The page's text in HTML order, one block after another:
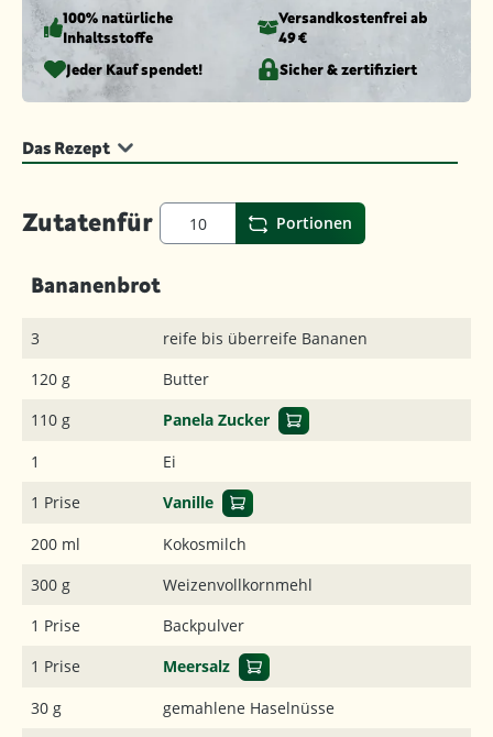
100% natürliche
Inhaltsstoffe
Versandkosten­frei ab
49 €
Jeder Kauf spendet!
Sicher & zertifiziert
Das Rezept
Zutatenfür Portionen
Bananenbrot
3
reife bis überreife Bananen
120 g
Butter
110 g
Panela Zucker
1
Ei
1 Prise
Vanille
200 ml
Kokosmilch
300 g
Weizenvollkornmehl
1 Prise
Backpulver
1 Prise
Meersalz
30 g
gemahlene Haselnüsse